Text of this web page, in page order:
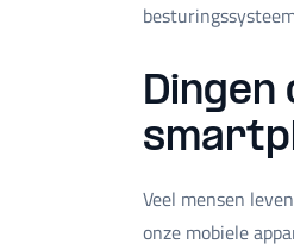
Dingen
Veel mensen
onze mobiele